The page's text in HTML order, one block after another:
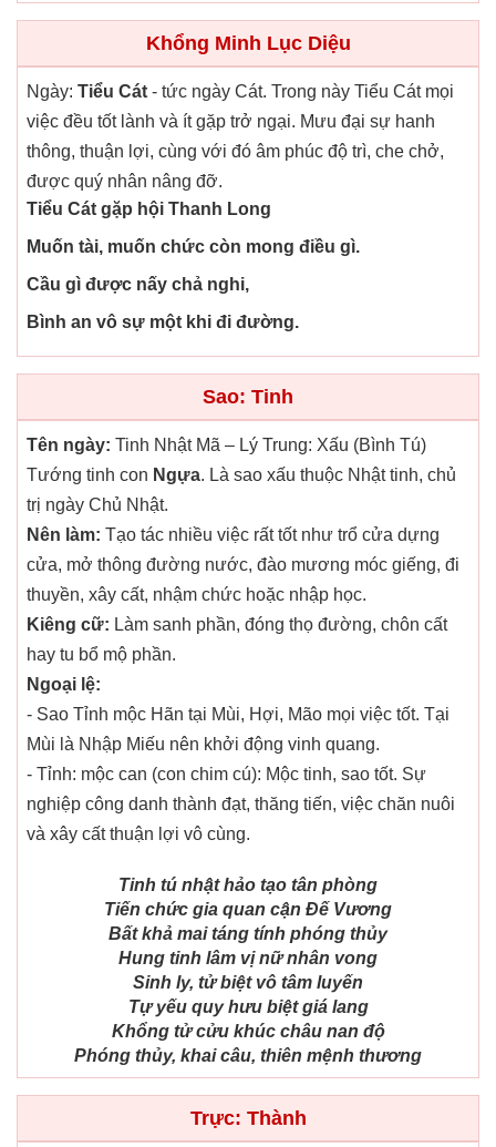
Khổng Minh Lục Diệu
Ngày: Tiểu Cát - tức ngày Cát. Trong này Tiểu Cát mọi
việc đều tốt lành và ít gặp trở ngại. Mưu đại sự hanh
thông, thuận lợi, cùng với đó âm phúc độ trì, che chở,
được quý nhân nâng đỡ.
Tiểu Cát gặp hội Thanh Long
Muốn tài, muốn chức còn mong điều gì.
Cầu gì được nấy chả nghi,
Bình an vô sự một khi đi đường.
Sao: Tinh
Tên ngày: Tinh Nhật Mã – Lý Trung: Xấu (Bình Tú)
Tướng tinh con Ngựa. Là sao xấu thuộc Nhật tinh, chủ
trị ngày Chủ Nhật.
Nên làm: Tạo tác nhiều việc rất tốt như trổ cửa dựng
cửa, mở thông đường nước, đào mương móc giếng, đi
thuyền, xây cất, nhậm chức hoặc nhập học.
Kiêng cữ: Làm sanh phần, đóng thọ đường, chôn cất
hay tu bổ mộ phần.
Ngoại lệ:
- Sao Tỉnh mộc Hãn tại Mùi, Hợi, Mão mọi việc tốt. Tại
Mùi là Nhập Miếu nên khởi động vinh quang.
- Tỉnh: mộc can (con chim cú): Mộc tinh, sao tốt. Sự
nghiệp công danh thành đạt, thăng tiến, việc chăn nuôi
và xây cất thuận lợi vô cùng.
Tinh tú nhật hảo tạo tân phòng
Tiến chức gia quan cận Đế Vương
Bất khả mai táng tính phóng thủy
Hung tinh lâm vị nữ nhân vong
Sinh ly, tử biệt vô tâm luyến
Tự yếu quy hưu biệt giá lang
Khổng tử cửu khúc châu nan độ
Phóng thủy, khai câu, thiên mệnh thương
Trực: Thành